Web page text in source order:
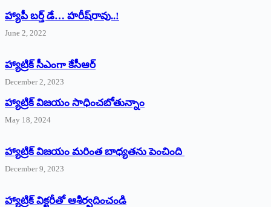
హ్యాపీ బర్త్ ‌డే… హరీష్‌రావు..!
June 2, 2022
హ్యాట్రిక్‌ ‌సీఎంగా కేసీఆర్‌
December 2, 2023
హ్యాట్రిక్‌ విజయం సాధించబోతున్నాం
May 18, 2024
హ్యాట్రిక్ విజయం మరింత బాధ్యతను పెంచింది
December 9, 2023
హ్యాట్రిక్‌ ‌విక్టరీతో ఆశీర్వదించండి